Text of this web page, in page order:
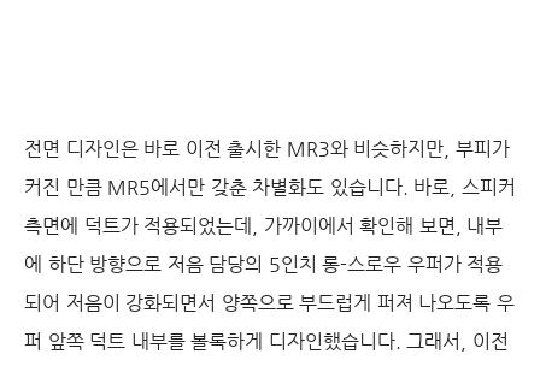
전면 디자인은 바로 이전 출시한 MR3와 비슷하지만, 부피가
커진 만큼 MR5에서만 갖춘 차별화도 있습니다. 바로, 스피커
측면에 덕트가 적용되었는데, 가까이에서 확인해 보면, 내부
에 하단 방향으로 저음 담당의 5인치 롱-스로우 우퍼가 적용
되어 저음이 강화되면서 양쪽으로 부드럽게 퍼져 나오도록 우
퍼 앞쪽 덕트 내부를 볼록하게 디자인했습니다. 그래서, 이전